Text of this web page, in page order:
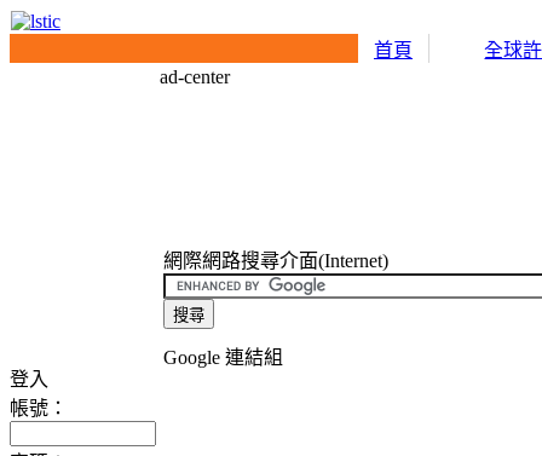
首頁 全球
登入
帳號：
ad-center
網際網路搜尋介面(Internet)
Google 連結組